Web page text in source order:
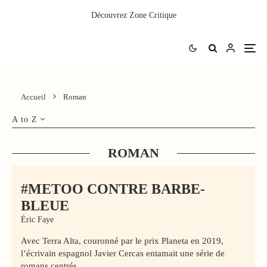
Découvrez Zone Critique
Accueil Roman
A to Z
ROMAN
#METOO CONTRE BARBE-
BLEUE
Éric Faye
Avec Terra Alta, couronné par le prix Planeta en 2019,
l’écrivain espagnol Javier Cercas entamait une série de